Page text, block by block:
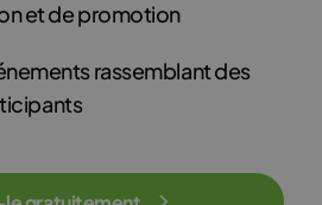
et de promotion
rassemblant des